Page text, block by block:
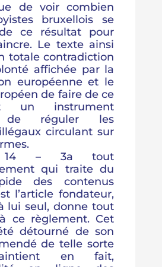
de voir combien
bruxellois se
ce résultat pour
Le texte ainsi
totale contradiction
affichée par la
européenne et le
de faire de ce
un instrument
de réguler les
circulant sur
14 – 3a tout
qui traite du
des contenus
l’article fondateur,
lui seul, donne tout
ce règlement. Cet
détourné de son
de telle sorte
en fait,